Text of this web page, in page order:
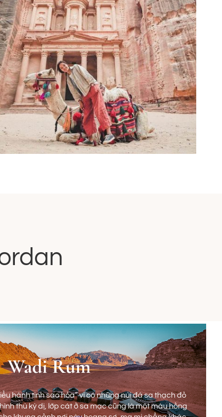
Wadi Rum
hành tinh sao hỏa” vì có những núi đá sa thạch đỏ
thù kỳ dị, lớp cát ở sa mạc cũng là một màu hồng